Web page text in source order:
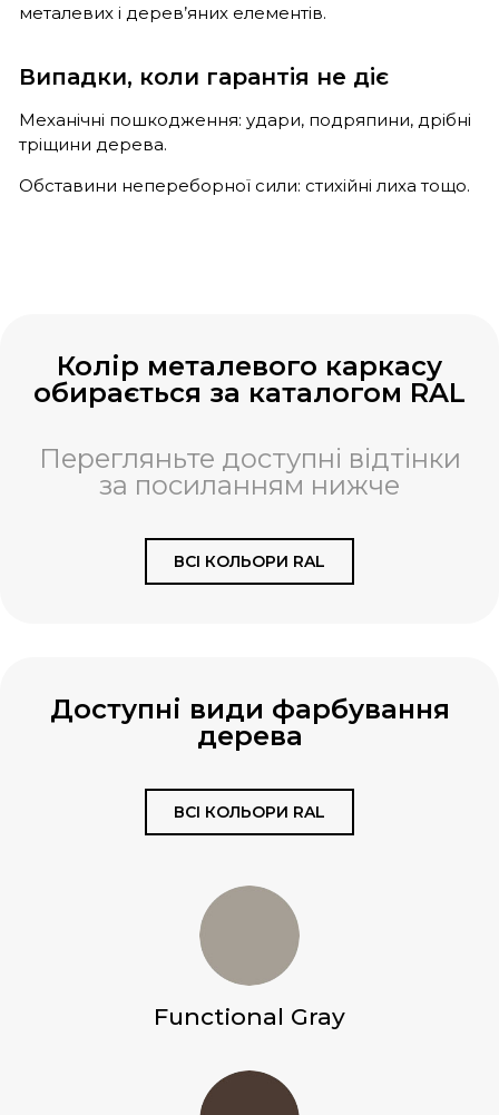
металевих і дерев’яних елементів.
Випадки, коли гарантія не діє
Механічні пошкодження: удари, подряпини, дрібні
тріщини дерева.
Обставини непереборної сили: стихійні лиха тощо.
Колір металевого каркасу
обирається за каталогом RAL
Перегляньте доступні відтінки
за посиланням нижче
ВСІ КОЛЬОРИ RAL
Доступні види фарбування
дерева
ВСІ КОЛЬОРИ RAL
Functional Gray